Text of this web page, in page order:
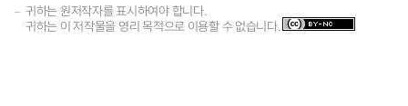
귀하는 원저작자를 표시하여야 합니다.
귀하는 이 저작물을 영리 목적으로 이용할 수 없습니다.